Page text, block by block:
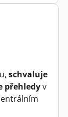
schvaluje
přehledyv